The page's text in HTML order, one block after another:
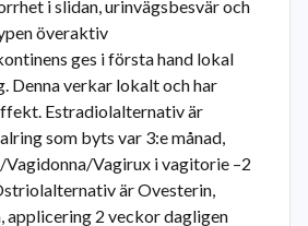
i slidan, urinvägsbesvär och
överaktiv
ges i första hand lokal
Denna verkar lokalt och har
Estradiolalternativ är
som byts var 3:e månad,
Vagirux i vagitorie –2
är Ovesterin,
applicering 2 veckor dagligen